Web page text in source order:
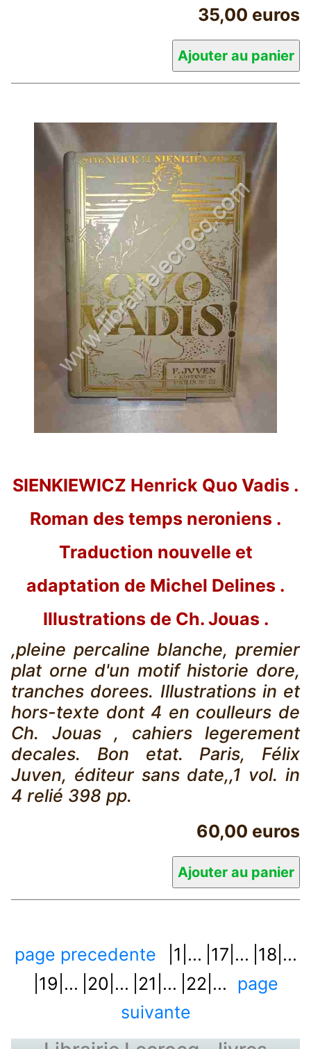
35,00 euros
SIENKIEWICZ Henrick Quo Vadis .
Roman des temps neroniens .
Traduction nouvelle et
adaptation de Michel Delines .
Illustrations de Ch. Jouas .
,pleine percaline blanche, premier
plat orne d'un motif historie dore,
tranches dorees. Illustrations in et
hors-texte dont 4 en coulleurs de
Ch. Jouas , cahiers legerement
decales. Bon etat. Paris, Félix
Juven, éditeur sans date,,1 vol. in
4 relié 398 pp.
60,00 euros
page precedente |1|... |17|... |18|...
|19|... |20|... |21|... |22|...
page
suivante